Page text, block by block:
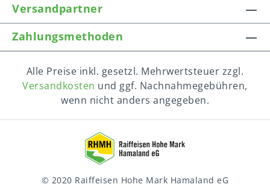
Versandpartner
Zahlungsmethoden
Alle Preise inkl. gesetzl. Mehrwertsteuer zzgl.
Versandkosten und ggf. Nachnahmegebühren,
wenn nicht anders angegeben.
© 2020 Raiffeisen Hohe Mark Hamaland eG